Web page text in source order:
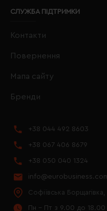
СЛУЖБА ПІДТРИМКИ
Контакти
Повернення
Мапа сайту
Бренди
+38 044 492 8603
+38 067 406 8679
+38 050 040 1324
Софіївська Борщагівка,
Пн - Пт з 9.00 до 18.00